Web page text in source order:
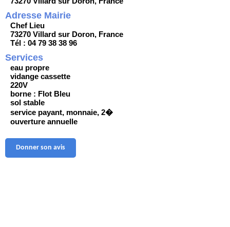
Adresse Mairie
Chef Lieu
73270 Villard sur Doron, France
Tél : 04 79 38 38 96
Services
eau propre
vidange cassette
220V
borne : Flot Bleu
sol stable
service payant, monnaie, 2�
ouverture annuelle
Donner son avis